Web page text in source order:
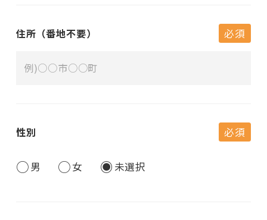
必須
住所（番地不要）
必須
性別
男 女 未選択